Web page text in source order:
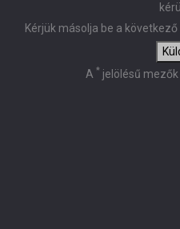
Kérjük másolja be a
A * jelölésű